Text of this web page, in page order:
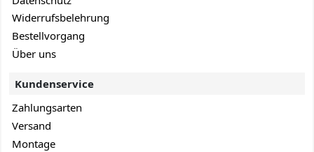
Widerrufsbelehrung
Bestellvorgang
Über uns
Kundenservice
Zahlungsarten
Versand
Montage